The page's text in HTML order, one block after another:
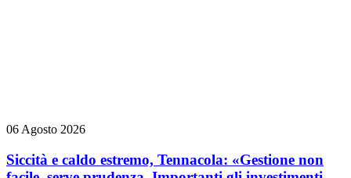
06 Agosto 2026
Siccità e caldo estremo, Tennacola: «Gestione non